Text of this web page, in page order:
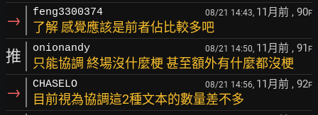
→ feng3300374 08/21 14:43, 11月前 , 90F
了解 感覺應該是前者佔比較多吧
推 onionandy 08/21 14:50, 11月前 , 91 F
只能協調 終場沒什麼梗 甚至額外有什麼都沒梗
→ CHASELO 08/21 14:56, 11月前 , 92F
目前視為協調這2種文本的數量差不多